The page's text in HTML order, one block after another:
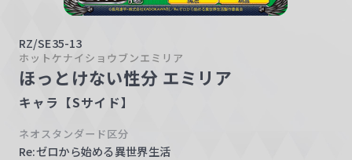
RZ/SE35-13
ホットケナイショウブンエミリア
ほっとけない性分 エミリア
キャラ【Sサイド】
ネオスタンダード区分
Re:ゼロから始める異世界生活